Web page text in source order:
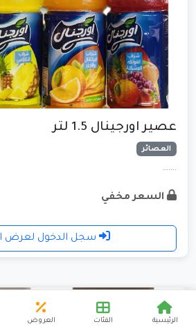
الرئيسية الفئات العروض
عصير اورجينال 1.5 لتر
العصائر
.......
السعر مخفي
سجل الدخول لعرض